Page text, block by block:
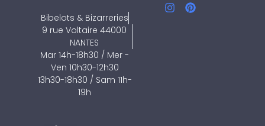
Bibelots & Bizarreries
9 rue Voltaire 44000
NANTES
Mar 14h-18h30 / Mer -
Ven 10h30-12h30
13h30-18h30 / Sam 11h-
19h